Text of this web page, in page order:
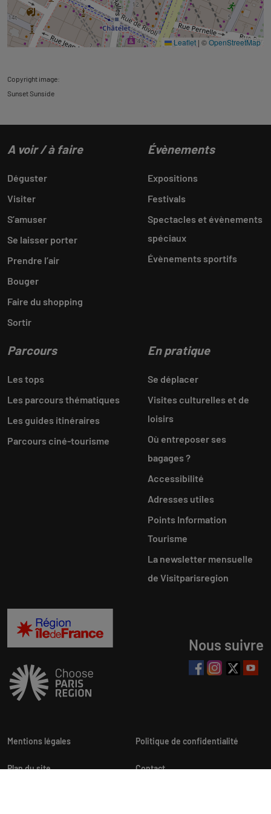
Leaflet | ©OpenStreetMap
Copyright image:
Sunset Sunside
A voir / à faire
Déguster
Visiter
S’amuser
Se laisser porter
Prendre l’air
Bouger
Faire du shopping
Sortir
Évènements
Expositions
Festivals
Spectacles et évènements
spéciaux
Évènements sportifs
Parcours
Les tops
Les parcours thématiques
Les guides itinéraires
Parcours ciné-tourisme
En pratique
Se déplacer
Visites culturelles et de
loisirs
Où entreposer ses
bagages ?
Accessibilité
Adresses utiles
Points Information
Tourisme
La newsletter mensuelle
de Visitparisregion
Nous suivre
Mentions légales Politique de confidentialité
Plan du site Contact